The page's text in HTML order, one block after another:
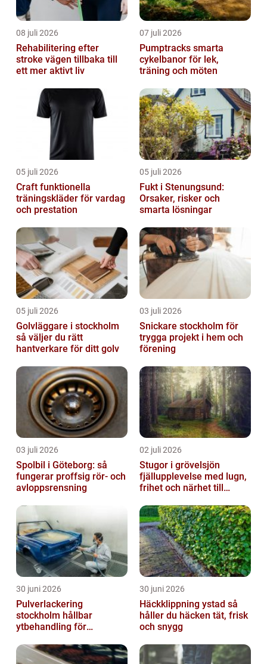
08 juli 2026
Rehabilitering efter
stroke vägen tillbaka till
ett mer aktivt liv
07 juli 2026
Pumptracks smarta
cykelbanor för lek,
träning och möten
05 juli 2026
Craft funktionella
träningskläder för vardag
och prestation
05 juli 2026
Fukt i Stenungsund:
Orsaker, risker och
smarta lösningar
05 juli 2026
Golvläggare i stockholm
så väljer du rätt
hantverkare för ditt golv
03 juli 2026
Snickare stockholm för
trygga projekt i hem och
förening
03 juli 2026
Spolbil i Göteborg: så
fungerar proffsig rör- och
avloppsrensning
02 juli 2026
Stugor i grövelsjön
fjällupplevelse med lugn,
frihet och närhet till
30 juni 2026
Pulverlackering
stockholm hållbar
ytbehandling för
30 juni 2026
Häckklippning ystad så
håller du häcken tät, frisk
och snygg